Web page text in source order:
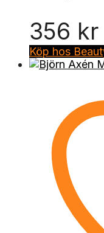
356 kr
Köp hos